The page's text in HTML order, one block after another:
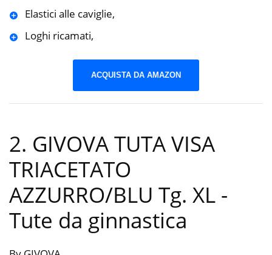
Elastici alle caviglie,
Loghi ricamati,
ACQUISTA DA AMAZON
2. GIVOVA TUTA VISA
TRIACETATO
AZZURRO/BLU Tg. XL -
Tute da ginnastica